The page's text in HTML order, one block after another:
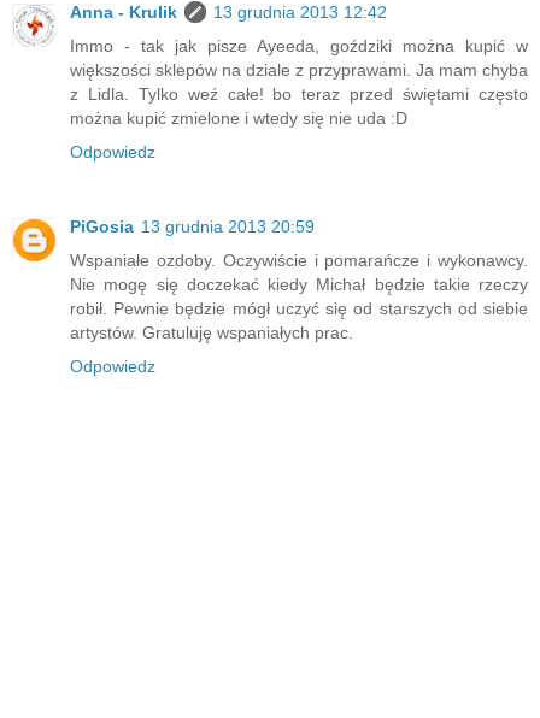
Anna - Krulik
13 grudnia 2013 12:42
Immo - tak jak pisze Ayeeda, goździki można kupić w
większości sklepów na dziale z przyprawami. Ja mam chyba
z Lidla. Tylko weź całe! bo teraz przed świętami często
można kupić zmielone i wtedy się nie uda :D
Odpowiedz
PiGosia 13 grudnia 2013 20:59
Wspaniałe ozdoby. Oczywiście i pomarańcze i wykonawcy.
Nie mogę się doczekać kiedy Michał będzie takie rzeczy
robił. Pewnie będzie mógł uczyć się od starszych od siebie
artystów. Gratuluję wspaniałych prac.
Odpowiedz